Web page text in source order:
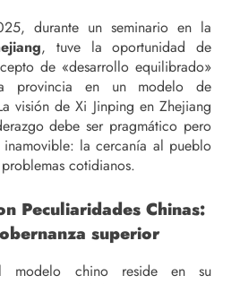
durante un seminario en la
, tuve la oportunidad de
de «desarrollo equilibrado»
provincia en un modelo de
visión de Xi Jinping en Zhejiang
debe ser pragmático pero
la cercanía al pueblo
cotidianos.
Peculiaridades Chinas:
superior
modelo chino reside en su